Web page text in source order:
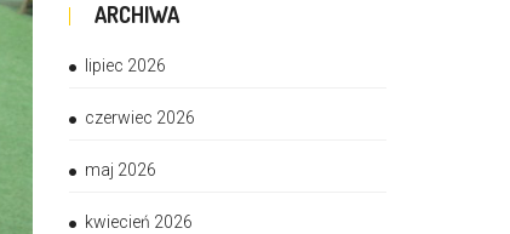
ARCHIWA
lipiec 2026
czerwiec 2026
maj 2026
kwiecień 2026